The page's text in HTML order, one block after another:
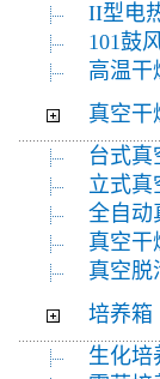
II型电
101鼓
高温
真空干
台式
立式
全自动
真空
真空脱
培养箱
生化培